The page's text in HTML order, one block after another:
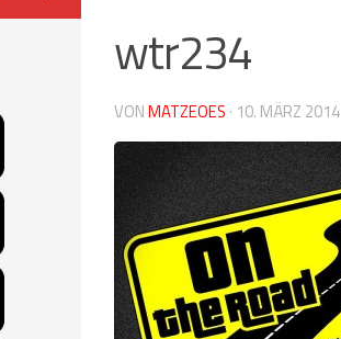
wtr234
VONMATZEOES · 10. MÄRZ 2014